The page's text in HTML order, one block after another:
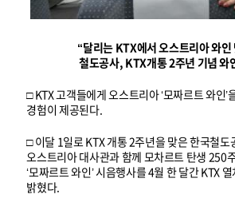
“달리는 KTX에서 오스트리아 와인
철도공사, KTX개통 2주년 기념 와
□ KTX 고객들에게 오스트리아 ‘모짜르트 와인’
경험이 제공된다.
□ 이달 1일로 KTX 개통 2주년을 맞은 한국철도
오스트리아 대사관과 함께 모차르트 탄생 250
‘모짜르트 와인’ 시음행사를 4월 한 달간 KTX
밝혔다.